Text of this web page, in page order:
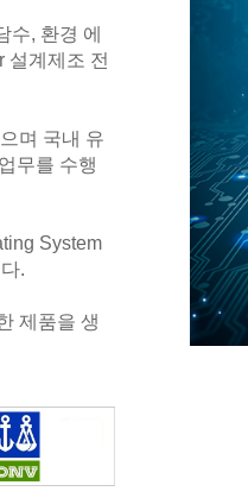
수, 환경 에
설계제조 전
며 국내 유
무를 수행
System
.
제품을 생